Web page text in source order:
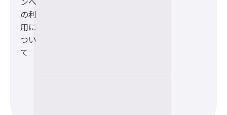
の利
用に
つい
て